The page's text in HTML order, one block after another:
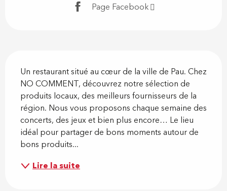
Page Facebook
Un restaurant situé au cœur de la ville de Pau. Chez
NO COMMENT, découvrez notre sélection de
produits locaux, des meilleurs fournisseurs de la
région. Nous vous proposons chaque semaine des
concerts, des jeux et bien plus encore… Le lieu
idéal pour partager de bons moments autour de
bons produits...
Lire la suite